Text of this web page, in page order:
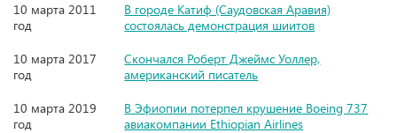
10 марта 2011
год
В городе Катиф (Саудовская Аравия)
состоялась демонстрация шиитов
10 марта 2017
год
Скончался Роберт Джеймс Уоллер,
американский писатель
10 марта 2019
год
В Эфиопии потерпел крушение Boeing 737
авиакомпании Ethiopian Airlines